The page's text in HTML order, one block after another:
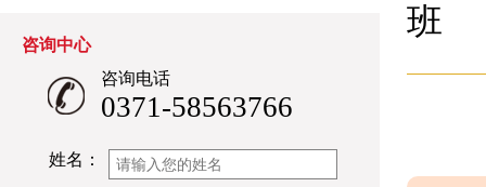
咨询中心
咨询电话
0371-58563766
姓名：